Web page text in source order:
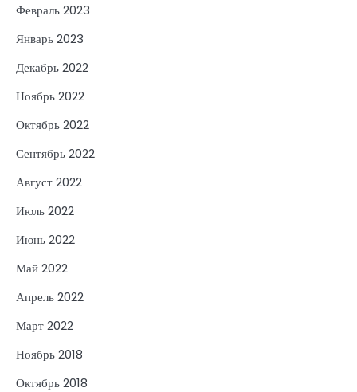
Февраль 2023
Январь 2023
Декабрь 2022
Ноябрь 2022
Октябрь 2022
Сентябрь 2022
Август 2022
Июль 2022
Июнь 2022
Май 2022
Апрель 2022
Март 2022
Ноябрь 2018
Октябрь 2018